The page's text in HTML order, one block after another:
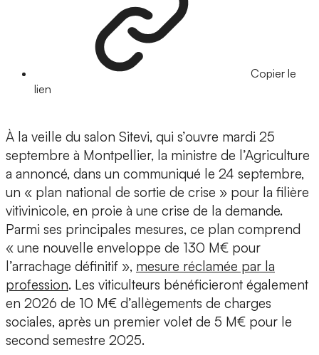
Copier le
lien
À la veille du salon Sitevi, qui s’ouvre mardi 25
septembre à Montpellier, la ministre de l’Agriculture
a annoncé, dans un communiqué le 24 septembre,
un « plan national de sortie de crise » pour la filière
vitivinicole, en proie à une crise de la demande.
Parmi ses principales mesures, ce plan comprend
« une nouvelle enveloppe de 130 M€ pour
l’arrachage définitif », mesure réclamée par la
profession. Les viticulteurs bénéficieront également
en 2026 de 10 M€ d’allègements de charges
sociales, après un premier volet de 5 M€ pour le
second semestre 2025.